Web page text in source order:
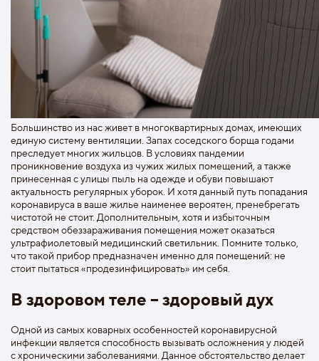
Большинство из нас живет в многоквартирных домах, имеющих
единую систему вентиляции. Запах соседского борща годами
преследует многих жильцов. В условиях пандемии
проникновение воздуха из чужих жилых помещений, а также
принесенная с улицы пыль на одежде и обуви повышают
актуальность регулярных уборок. И хотя данный путь попадания
коронавируса в ваше жилье наименее вероятен, пренебрегать
чистотой не стоит. Дополнительным, хотя и избыточным
средством обеззараживания помещения может оказаться
ультрафиолетовый медицинский светильник. Помните только,
что такой прибор предназначен именно для помещений: не
стоит пытаться «продезинфицировать» им себя.
В здоровом теле – здоровый дух
Одной из самых коварных особенностей коронавирусной
инфекции является способность вызывать осложнения у людей
с хроническими заболеваниями. Данное обстоятельство делает